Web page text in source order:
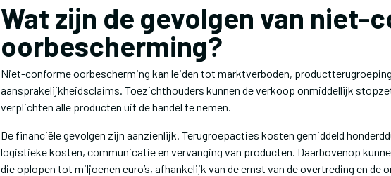
Wat zijn de gevolgen van niet-
oorbescherming?
Niet-conforme oorbescherming kan leiden tot marktverboden,
aansprakelijkheidsclaims. Toezichthouders kunnen de verkoop onmiddellijk
verplichten alle producten uit de handel te nemen.
De financiële gevolgen zijn aanzienlijk. Terugroepacties kosten gemiddeld
logistieke kosten, communicatie en vervanging van producten. Daarbovenop
die oplopen tot miljoenen euro’s, afhankelijk van de ernst van de overtreding en de